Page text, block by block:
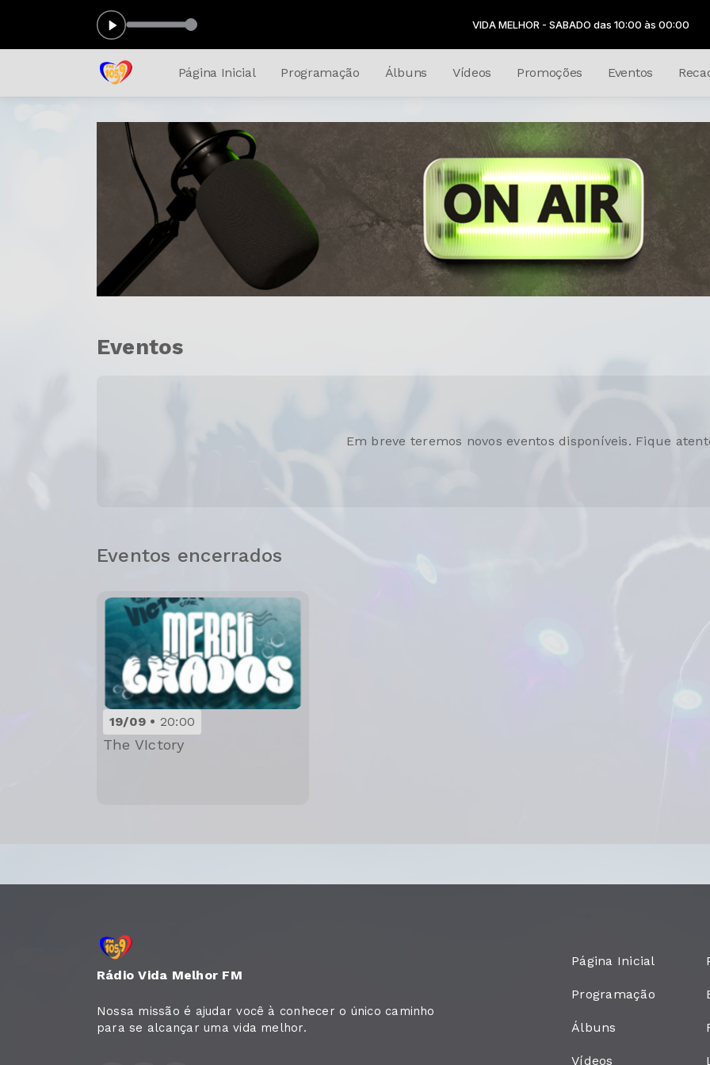
VIDA MELHOR - SABADO das 10:00 às 00:00
Página Inicial Programação Álbuns Vídeos Promoções Eventos
Eventos
Em breve teremos novos eventos disponíveis. Fique
Eventos encerrados
19/09 20:00
The VIctory
Rádio Vida Melhor FM
Nossa missão é ajudar você à conhecer o único caminho
para se alcançar uma vida melhor.
Página Inicial
Programação
Álbuns
Vídeos